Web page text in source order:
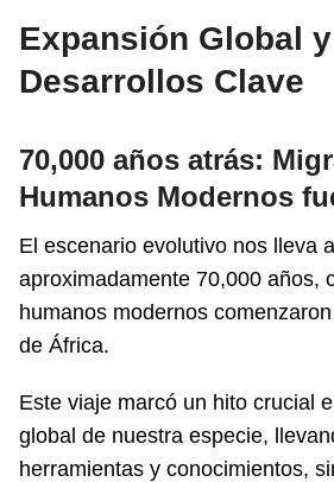
Expansión Global y
Desarrollos Clave
70,000 años atrás:
Humanos Modernos
El escenario evolutivo nos lleva
aproximadamente 70,000 años,
humanos modernos
de África.
Este viaje marcó un hito crucial
global de nuestra especie,
herramientas y conocimientos,